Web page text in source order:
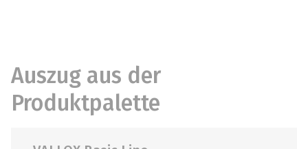
Auszug aus der
Produktpalette